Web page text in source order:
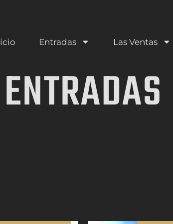
Entradas Las Ventas
ENTRADAS